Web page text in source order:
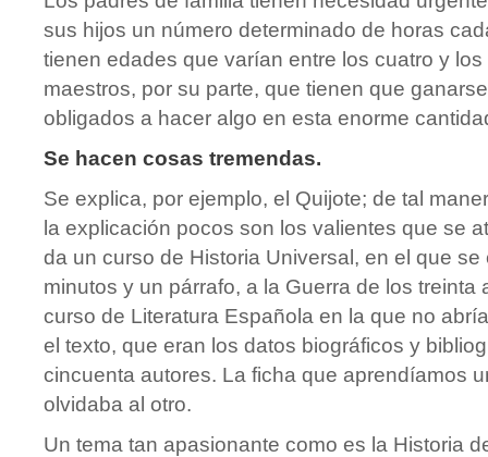
sus hijos un número determinado de horas
tienen edades que varían entre los cuatro y
maestros, por su parte, que tienen que
obligados a hacer algo en esta enorme
Se hacen cosas tremendas.
Se explica, por ejemplo, el Quijote; de tal
la explicación pocos son los valientes que se
da un curso de Historia Universal, en el que
minutos y un párrafo, a la Guerra de los treinta
curso de Literatura Española en la que no
el texto, que eran los datos biográficos y
cincuenta autores. La ficha que aprendíamos
olvidaba al otro.
Un tema tan apasionante como es la Historia